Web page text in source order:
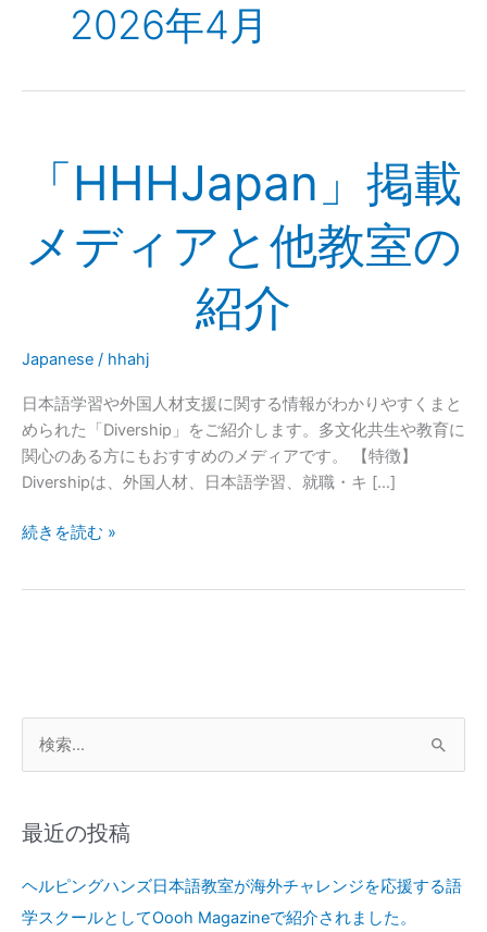
2026年4月
「HHHJapan」掲載
メディアと他教室の
紹介
Japanese / hhahj
日本語学習や外国人材支援に関する情報がわかりやすくまと
められた「Divership」をご紹介します。多文化共生や教育に
関心のある方にもおすすめのメディアです。 【特徴】
Divershipは、外国人材、日本語学習、就職・キ […]
他
室
の
紹
介
続きを読む »
象
最近の投稿
ヘルピングハンズ日本語教室が海外チャレンジを応援する語
学スクールとしてOooh Magazineで紹介されました。